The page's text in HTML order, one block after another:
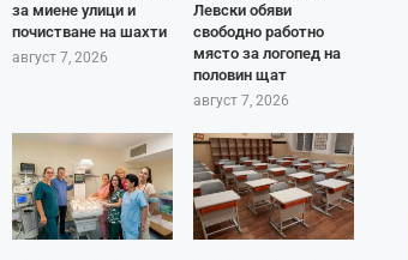
за миене улици и
почистване на шахти
август 7, 2026
Левски обяви
свободно работно
място за логопед на
половин щат
август 7, 2026